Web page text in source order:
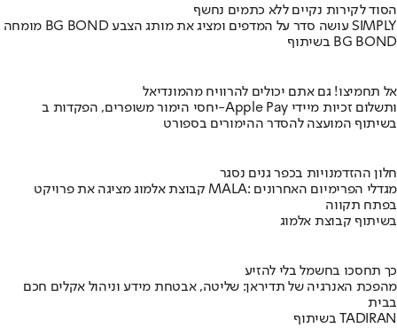
הסוד לקירות נקיים ללא כתמים נחשף
מומחה BG BOND עושה סדר על המדפים ומציג את מותג הצבע SIMPLY
בשיתוף BG BOND
אל תחמיצו! גם אתם יכולים להרוויח מהמונדיאל
יחסי הימור משופרים, הפקדות ב-Apple Pay ותשלום זכיות מיידי
בשיתוף המועצה להסדר ההימורים בספורט
חלון ההזדמנויות בכפר גנים נסגר
קבוצת אלמוג מציגה את פרויקט MALA: מגדלי הפרימיום האחרונים
בפתח תקווה
בשיתוף קבוצת אלמוג
כך תחסכו בחשמל בלי להזיע
מהפכת האנרגיה של תדיראן: שליטה, אבטחת מידע וניהול אקלים חכם
בבית
בשיתוף TADIRAN